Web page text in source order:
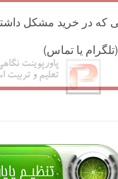
پاورپوینت
تعلیم و تربیت
که در خرید مشکل